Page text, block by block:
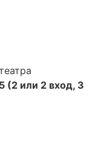
(2 или 2 вход, 3